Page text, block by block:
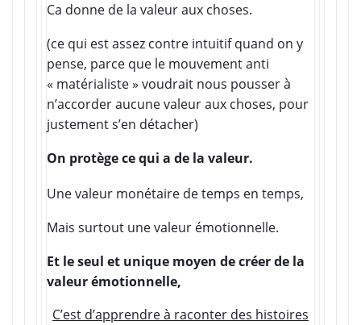
Ca donne de la valeur aux choses.
(ce qui est assez contre intuitif quand on y
pense, parce que le mouvement anti
« matérialiste » voudrait nous pousser à
n’accorder aucune valeur aux choses, pour
justement s’en détacher)
On protège ce qui a de la valeur.
Une valeur monétaire de temps en temps,
Mais surtout une valeur émotionnelle.
Et le seul et unique moyen de créer de la
valeur émotionnelle,
C’est d’apprendre à raconter des histoires